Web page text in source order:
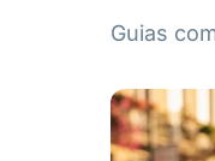
Guias